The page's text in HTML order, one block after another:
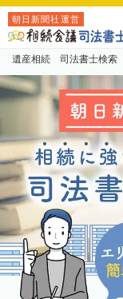
朝日新聞社運営
遺産相続 司法書士検索